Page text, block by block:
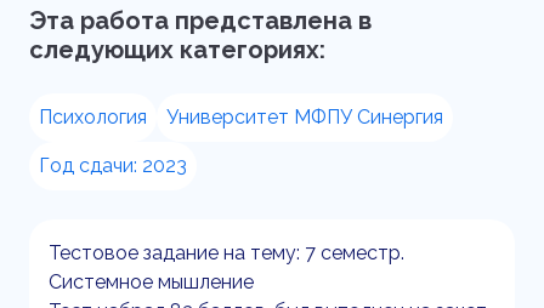
Эта работа представлена в
следующих категориях:
Психология Университет МФПУ Синергия
Год сдачи: 2023
Тестовое задание на тему: 7 семестр.
Системное мышление